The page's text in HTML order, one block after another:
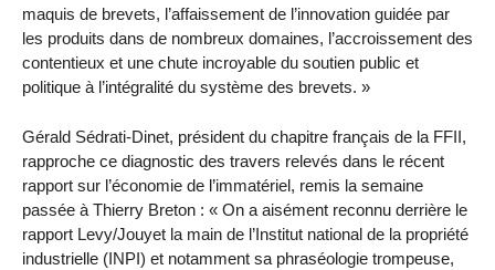
maquis de brevets, l’affaissement de l’innovation guidée par
les produits dans de nombreux domaines, l’accroissement des
contentieux et une chute incroyable du soutien public et
politique à l’intégralité du système des brevets. »
Gérald Sédrati-Dinet, président du chapitre français de la FFII,
rapproche ce diagnostic des travers relevés dans le récent
rapport sur l’économie de l’immatériel, remis la semaine
passée à Thierry Breton : « On a aisément reconnu derrière le
rapport Levy/Jouyet la main de l’Institut national de la propriété
industrielle (INPI) et notamment sa phraséologie trompeuse,